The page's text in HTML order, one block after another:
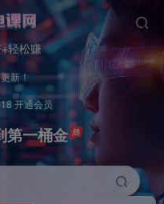
轻松赚
新！
开通会员
第一桶金